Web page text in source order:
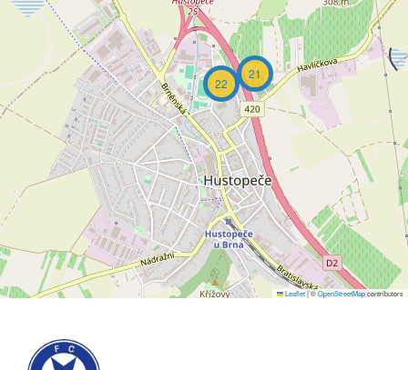
21
22
Leaflet|©OpenStreetMapcontributors